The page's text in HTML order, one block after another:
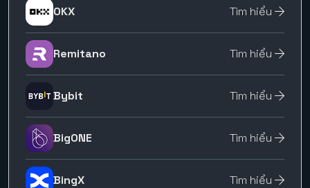
OKX Tìm hiểu
Remitano Tìm hiểu
Bybit Tìm hiểu
BigONE Tìm hiểu
BingX Tìm hiểu